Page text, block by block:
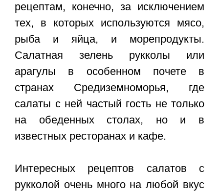
рецептам, конечно, за исключением
тех, в которых используются мясо,
рыба и яйца, и морепродукты.
Салатная зелень рукколы или
арагулы в особенном почете в
странах Средиземноморья, где
салаты с ней частый гость не только
на обеденных столах, но и в
известных ресторанах и кафе.
Интересных рецептов салатов с
рукколой очень много на любой вкус